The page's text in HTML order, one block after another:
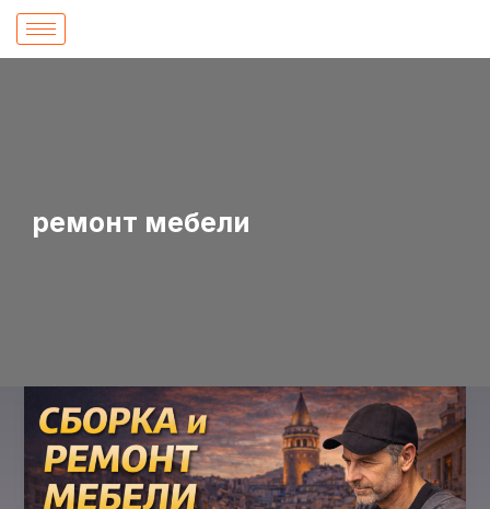
İçeriğe
atla
ремонт мебели
и
ремонт
мебели
в